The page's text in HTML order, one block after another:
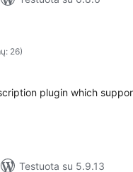
26)
plugin which
Testuota su 5.9.13